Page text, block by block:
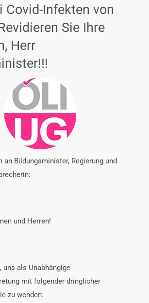
Covid-Infekten von
Sie Ihre
Herr
an Bildungsminister, Regierung und
und Herren!
uns als Unabhängige
mit folgender dringlicher
zu wenden: